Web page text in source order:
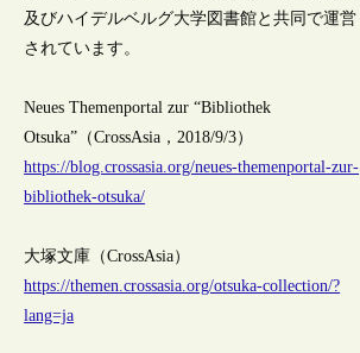
及びハイデルベルグ大学図書館と共同で運営
されています。
Neues Themenportal zur “Bibliothek
Otsuka”（CrossAsia，2018/9/3）
https://blog.crossasia.org/neues-themenportal-zur-
bibliothek-otsuka/
大塚文庫（CrossAsia）
https://themen.crossasia.org/otsuka-collection/?
lang=ja